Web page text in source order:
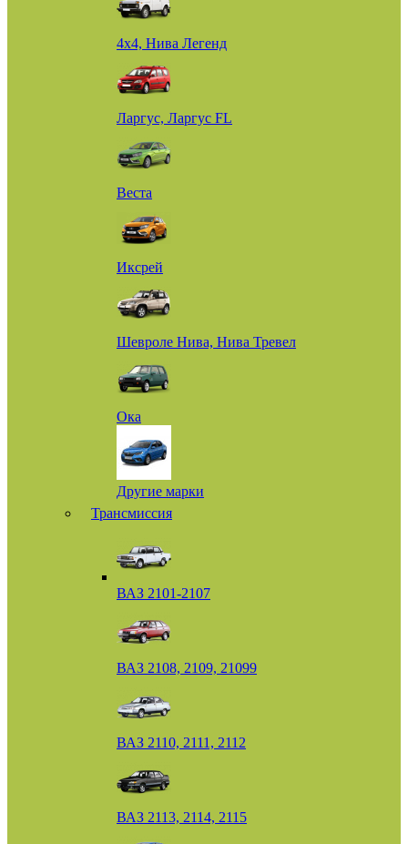
4х4, Нива Легенд
Ларгус, Ларгус FL
Веста
Иксрей
Шевроле Нива, Нива Тревел
Ока
Другие марки
Трансмиссия
ВАЗ 2101-2107
ВАЗ 2108, 2109, 21099
ВАЗ 2110, 2111, 2112
ВАЗ 2113, 2114, 2115